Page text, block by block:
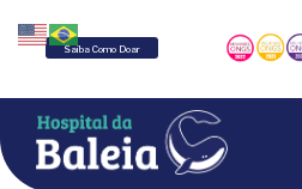
Saiba Como Doar